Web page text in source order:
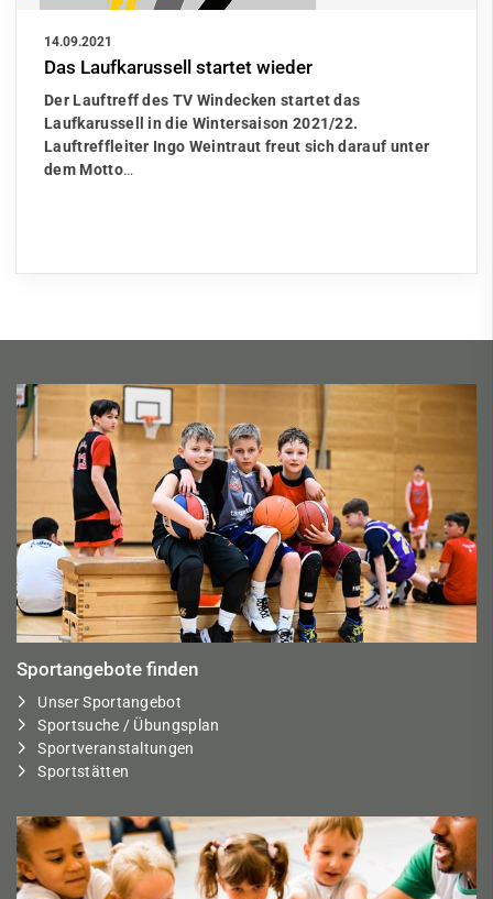
14.09.2021
Das Laufkarussell startet wieder
Der Lauftreff des TV Windecken startet das
Laufkarussell in die Wintersaison 2021/22.
Lauftreffleiter Ingo Weintraut freut sich darauf unter
dem Motto…
Sportangebote finden
Unser Sportangebot
Sportsuche / Übungsplan
Sportveranstaltungen
Sportstätten